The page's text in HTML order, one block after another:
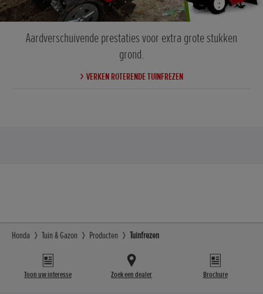
Aardverschuivende prestaties voor extra grote stukken
grond.
VERKEN ROTERENDE TUINFREZEN
Honda Tuin & Gazon Producten Tuinfrezen
Toon uw interesse Zoek een dealer Brochure